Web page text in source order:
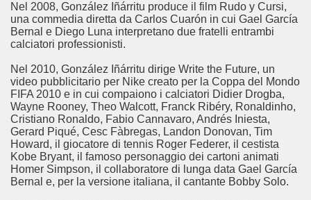
Nel 2008, González Iñárritu produce il film Rudo y Cursi,
una commedia diretta da Carlos Cuarón in cui Gael García
Bernal e Diego Luna interpretano due fratelli entrambi
calciatori professionisti.
Nel 2010, González Iñárritu dirige Write the Future, un
video pubblicitario per Nike creato per la Coppa del Mondo
FIFA 2010 e in cui compaiono i calciatori Didier Drogba,
Wayne Rooney, Theo Walcott, Franck Ribéry, Ronaldinho,
Cristiano Ronaldo, Fabio Cannavaro, Andrés Iniesta,
Gerard Piqué, Cesc Fàbregas, Landon Donovan, Tim
Howard, il giocatore di tennis Roger Federer, il cestista
Kobe Bryant, il famoso personaggio dei cartoni animati
Homer Simpson, il collaboratore di lunga data Gael García
Bernal e, per la versione italiana, il cantante Bobby Solo.